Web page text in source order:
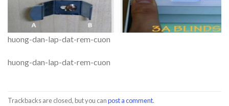
huong-dan-lap-dat-rem-cuon
huong-dan-lap-dat-rem-cuon
Trackbacks are closed, but you canpost a comment.